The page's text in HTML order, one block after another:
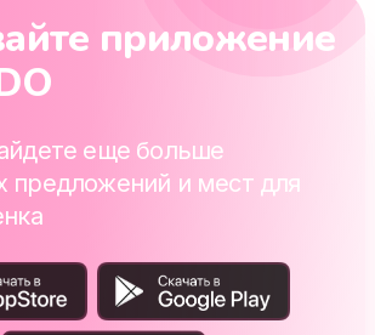
приложение
еще больше
предложений и мест для